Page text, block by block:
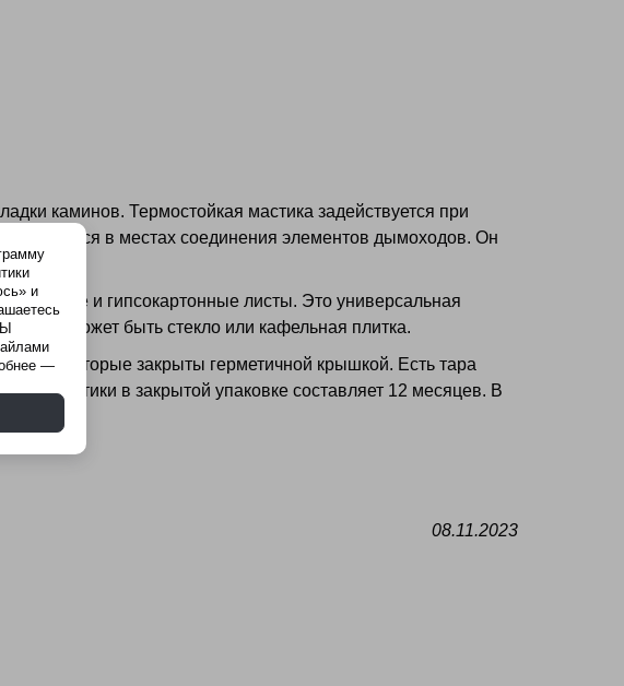
каминов. Термостойкая мастика задействуется при
в местах соединения элементов дымоходов. Он
и гипсокартонные листы. Это универсальная
Это может быть стекло или кафельная плитка.
которые закрыты герметичной крышкой. Есть тара
мастики в закрытой упаковке составляет 12 месяцев. В
08.11.2023
и
—